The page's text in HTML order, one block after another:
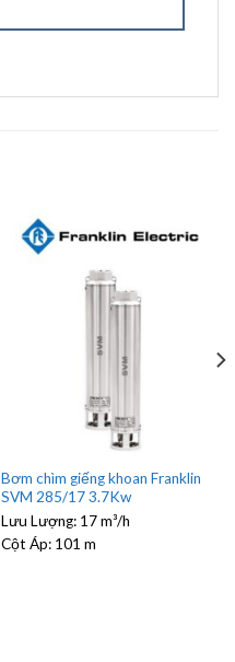
Bơm chìm giếng khoan Franklin
SVM 285/17 3.7Kw
Lưu Lượng: 17 m³/h
Cột Áp: 101 m